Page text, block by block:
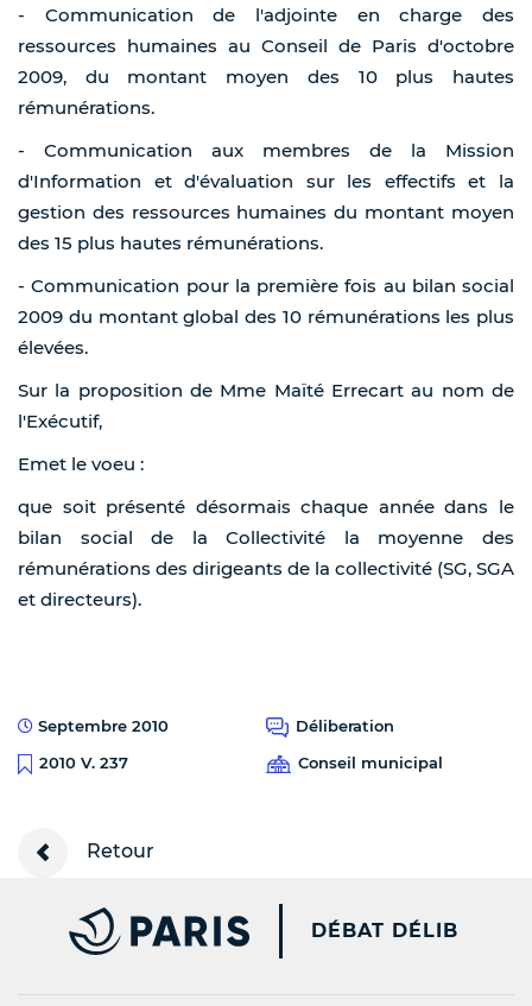
- Communication de l'adjointe en charge des
ressources humaines au Conseil de Paris d'octobre
2009, du montant moyen des 10 plus hautes
rémunérations.
- Communication aux membres de la Mission
d'Information et d'évaluation sur les effectifs et la
gestion des ressources humaines du montant moyen
des 15 plus hautes rémunérations.
- Communication pour la première fois au bilan social
2009 du montant global des 10 rémunérations les plus
élevées.
Sur la proposition de Mme Maïté Errecart au nom de
l'Exécutif,
Emet le voeu :
que soit présenté désormais chaque année dans le
bilan social de la Collectivité la moyenne des
rémunérations des dirigeants de la collectivité (SG, SGA
et directeurs).
Septembre 2010
Déliberation
2010 V. 237
Conseil municipal
Retour
PARIS.FR [NEW
DÉBAT DÉLIB